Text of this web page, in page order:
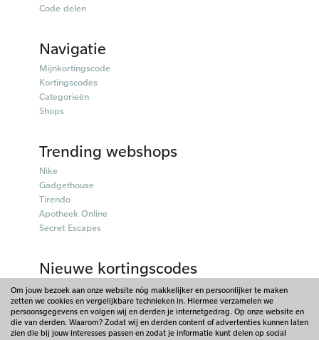
Code delen
Navigatie
Mijnkortingscode
Kortingscodes
Categorieën
Shops
Trending webshops
Nike
Gadgethouse
Tirendo
Apotheek Online
Secret Escapes
Nieuwe kortingscodes
Parfumado kortingscodes
Fitpen kortingscodes
Tiqets kortingscodes
Charles & Keith kortingscodes
Om jouw bezoek aan onze website nóg makkelijker en persoonlijker te maken
zetten we cookies en vergelijkbare technieken in. Hiermee verzamelen we
persoonsgegevens en volgen wij en derden je internetgedrag. Op onze website en
die van derden. Waarom? Zodat wij en derden content of advertenties kunnen laten
zien die bij jouw interesses passen en zodat je informatie kunt delen op social